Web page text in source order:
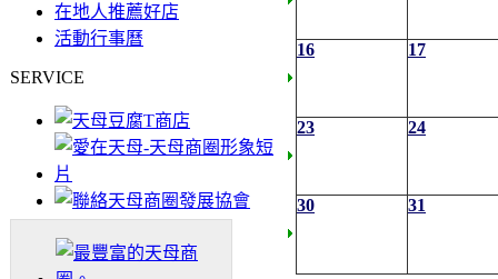
在地人推薦好店
活動行事曆
SERVICE
16 17
23 24
30 31